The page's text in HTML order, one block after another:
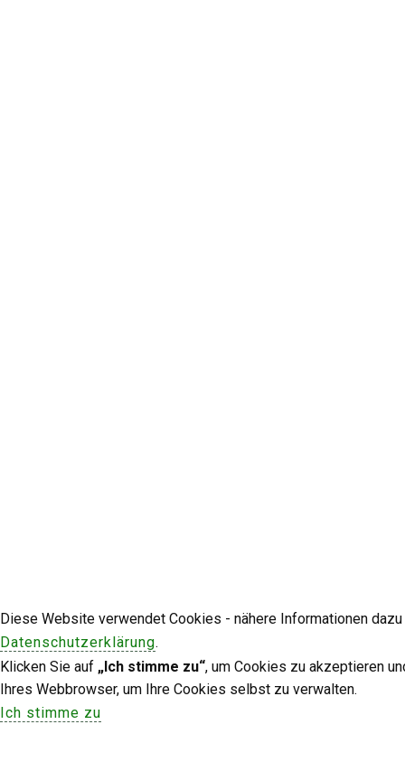
Diese Website verwendet Cookies - nähere Informationen
Datenschutzerklärung.
Klicken Sie auf „Ich stimme zu“, um Cookies zu akzeptieren
Ihres Webbrowser, um Ihre Cookies selbst zu verwalten.
Ich stimme zu